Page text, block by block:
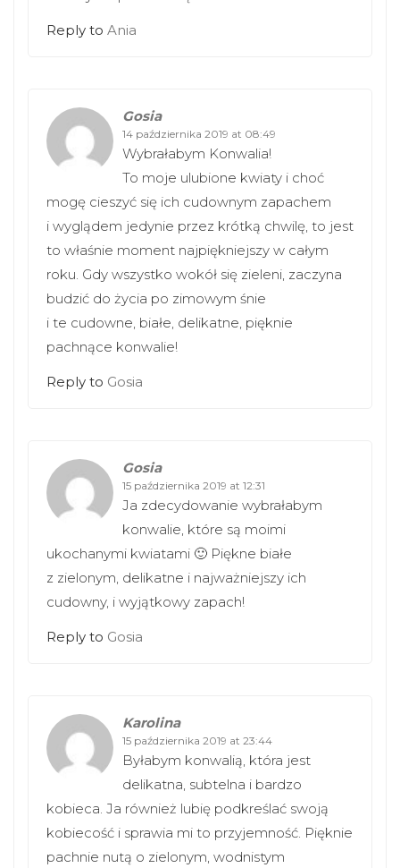
Reply to Ania
Gosia
14 października 2019 at 08:49
Wybrałabym Konwalia!
To moje ulubione kwiaty i choć
mogę cieszyć się ich cudownym zapachem
i wyglądem jedynie przez krótką chwilę, to jest
to właśnie moment najpiękniejszy w całym
roku. Gdy wszystko wokół się zieleni, zaczyna
budzić do życia po zimowym śnie
i te cudowne, białe, delikatne, pięknie
pachnące konwalie!
Reply to Gosia
Gosia
15 października 2019 at 12:31
Ja zdecydowanie wybrałabym
konwalie, które są moimi
ukochanymi kwiatami 🙂 Piękne białe
z zielonym, delikatne i najważniejszy ich
cudowny, i wyjątkowy zapach!
Reply to Gosia
Karolina
15 października 2019 at 23:44
Byłabym konwalią, która jest
delikatna, subtelna i bardzo
kobieca. Ja również lubię podkreślać swoją
kobiecość i sprawia mi to przyjemność. Pięknie
pachnie nutą o zielonym, wodnistym